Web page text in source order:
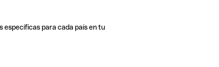
específicas para cada país en tu